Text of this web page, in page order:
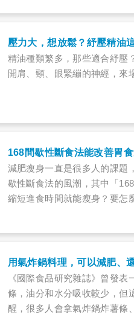
壓力大，想放鬆？紓壓精油
精油種類繁多，那些適合紓壓
開肩、頸、眼緊繃的神經，來
減肥瘦身一直是很多人的課題
歇性斷食法的風潮，其中「
縮短進食時間就能瘦身？要怎
大學運動生理學博士，同時
用氣炸鍋料理，可以減肥、
《國際食品研究雜誌》曾發
條，油分和水分吸收較少，但
醒，很多人會拿氣炸鍋炸薯條